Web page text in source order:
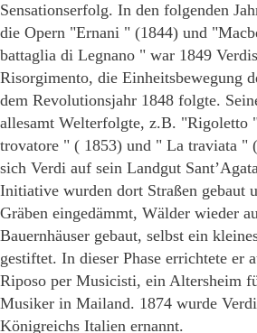
Sensationserfolg. In den folgenden
die Opern "Ernani " (1844) und
battaglia di Legnano " war 1849
Risorgimento, die Einheitsbewegung
dem Revolutionsjahr 1848 folgte.
allesamt Welterfolgte, z.B. "Rigoletto
trovatore " ( 1853) und " La traviata "
sich Verdi auf sein Landgut
Initiative wurden dort Straßen gebaut
Gräben eingedämmt, Wälder wieder
Bauernhäuser gebaut, selbst ein
gestiftet. In dieser Phase errichtete er
Riposo per Musicisti, ein Altersheim
Musiker in Mailand. 1874 wurde
Königreichs Italien ernannt.